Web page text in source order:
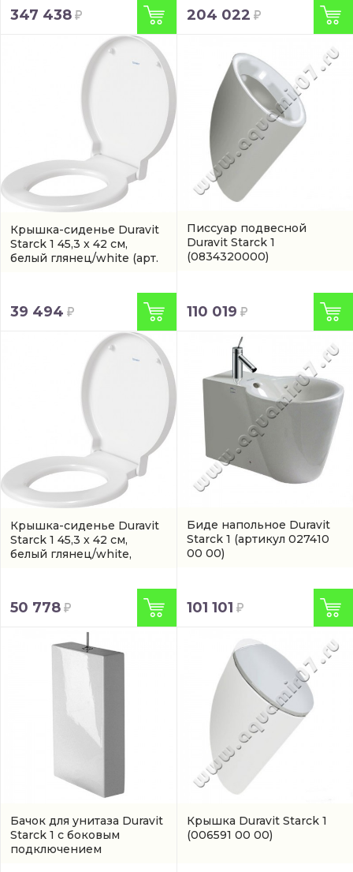
347 438 204 022
Крышка-сиденье Duravit
Starck 1 45,3 x 42 см,
белый глянец/white (арт.
39 494
Писсуар подвесной
Duravit Starck 1
(0834320000)
110 019
Крышка-сиденье Duravit
Starck 1 45,3 x 42 см,
белый глянец/white,
50 778
Биде напольное Duravit
Starck 1 (артикул 027410
00 00)
101 101
Бачок для унитаза Duravit
Starck 1 с боковым
подключением
Крышка Duravit Starck 1
(006591 00 00)